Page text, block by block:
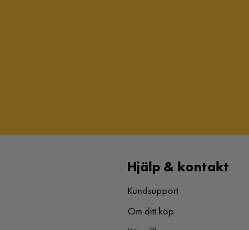
Hjälp & kontakt
Kundsupport
Om ditt köp